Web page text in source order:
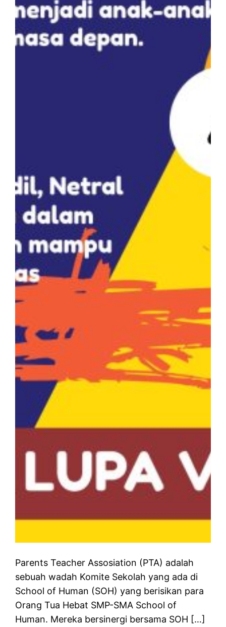
Parents Teacher Assosiation (PTA) adalah
sebuah wadah Komite Sekolah yang ada di
School of Human (SOH) yang berisikan para
Orang Tua Hebat SMP-SMA School of
Human. Mereka bersinergi bersama SOH […]